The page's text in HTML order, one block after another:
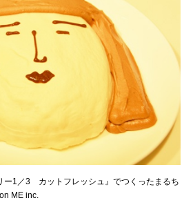
ー1／3 カットフレッシュ』でつくったまるち
ME inc.